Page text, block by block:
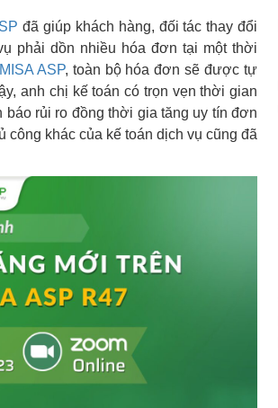
đã giúp khách hàng, đối tác thay đổi
phải dồn nhiều hóa đơn tại một thời
MISA ASP, toàn bộ hóa đơn sẽ được tự
anh chị kế toán có trọn vẹn thời gian
rủi ro đồng thời gia tăng uy tín đơn
khác của kế toán dịch vụ cũng đã